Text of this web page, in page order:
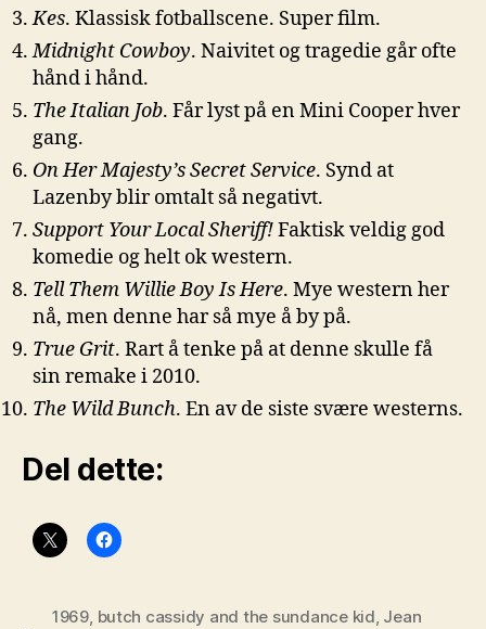
Kes. Klassisk fotballscene. Super film.
Midnight Cowboy. Naivitet og tragedie går ofte
hånd i hånd.
The Italian Job. Får lyst på en Mini Cooper hver
gang.
On Her Majesty’s Secret Service. Synd at
Lazenby blir omtalt så negativt.
Support Your Local Sheriff!Faktisk veldig god
komedie og helt ok western.
Tell Them Willie Boy Is Here. Mye western her
nå, men denne har så mye å by på.
True Grit. Rart å tenke på at denne skulle få
sin remake i 2010.
The Wild Bunch. En av de siste svære westerns.
Del dette:
1969, butch cassidy and the sundance kid, Jean